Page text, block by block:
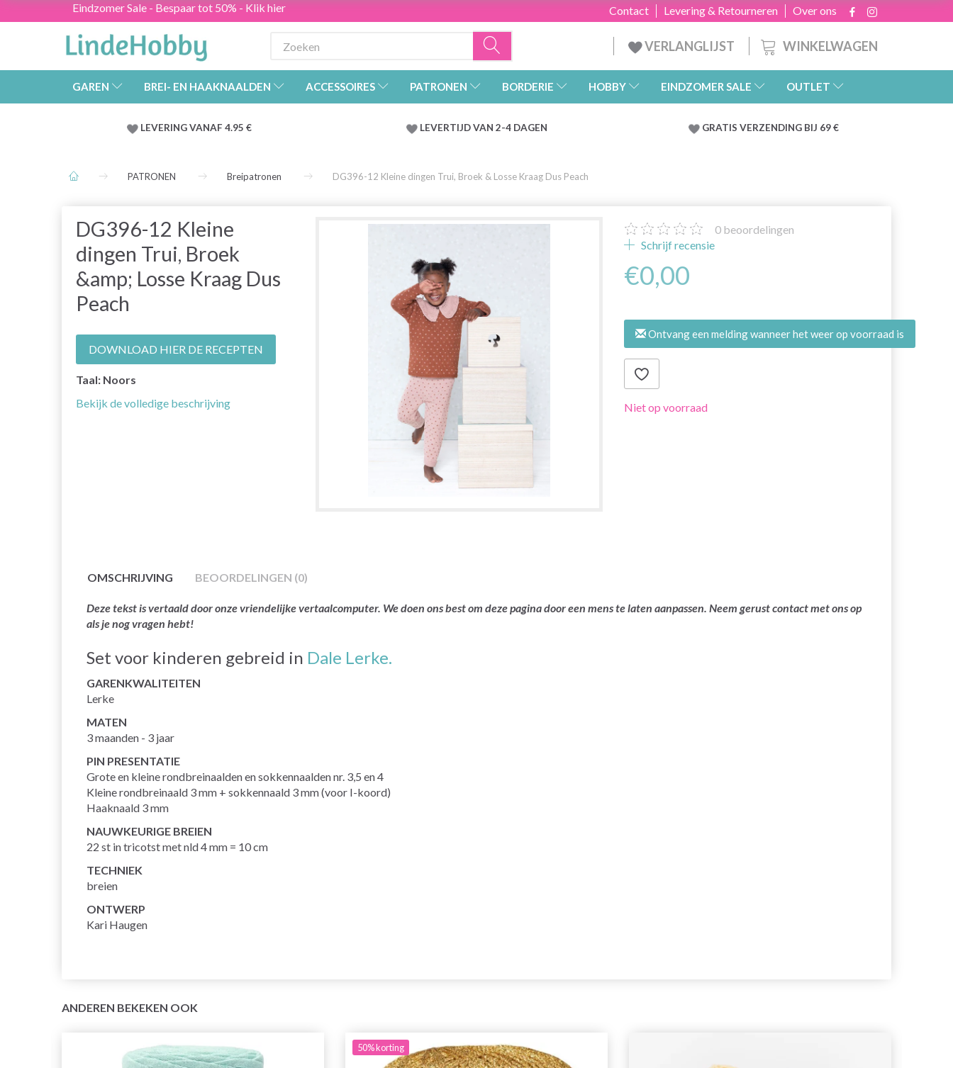
Eindzomer Sale - Bespaar tot 50% - Klik hier Over ons
Levering & Retourneren
Contact
WINKELWAGEN
VERLANGLIJST
GAREN BREI- EN HAAKNAALDEN ACCESSOIRES PATRONEN BORDERIE HOBBY EINDZOMER SALE OUTLET
LEVERING VANAF 4.95 € LEVERTIJD VAN 2-4 DAGEN GRATIS VERZENDING BIJ 69 €
PATRONEN Breipatronen DG396-12 Kleine dingen Trui, Broek & Losse Kraag Dus Peach
DG396-12 Kleine
dingen Trui, Broek
&amp; Losse Kraag Dus
Peach
DOWNLOAD HIER DE RECEPTEN
Taal: Noors
Bekijk de volledige beschrijving
0 beoordelingen
Schrijf recensie
€0,00
Ontvang een melding wanneer het weer op voorraad is
Niet op voorraad
OMSCHRIJVING BEOORDELINGEN (0)
Deze tekst is vertaald door onze vriendelijke vertaalcomputer. We doen ons best om deze pagina door een mens te laten aanpassen. Neem gerust contact met ons op
als je nog vragen hebt!
Set voor kinderen gebreid in Dale Lerke.
GARENKWALITEITEN
Lerke
MATEN
3 maanden - 3 jaar
PIN PRESENTATIE
Grote en kleine rondbreinaalden en sokkennaalden nr. 3,5 en 4
Kleine rondbreinaald 3 mm + sokkennaald 3 mm (voor I-koord)
Haaknaald 3 mm
NAUWKEURIGE BREIEN
22 st in tricotst met nld 4 mm = 10 cm
TECHNIEK
breien
ONTWERP
Kari Haugen
ANDEREN BEKEKEN OOK
50%korting